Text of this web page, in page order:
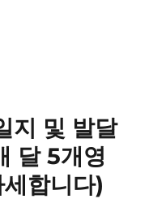
지 및 발달
달 5개영
합니다)